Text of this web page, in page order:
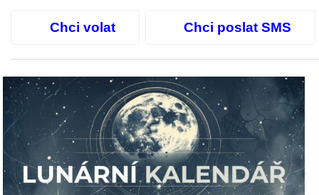
Chci volat Chci poslat SMS